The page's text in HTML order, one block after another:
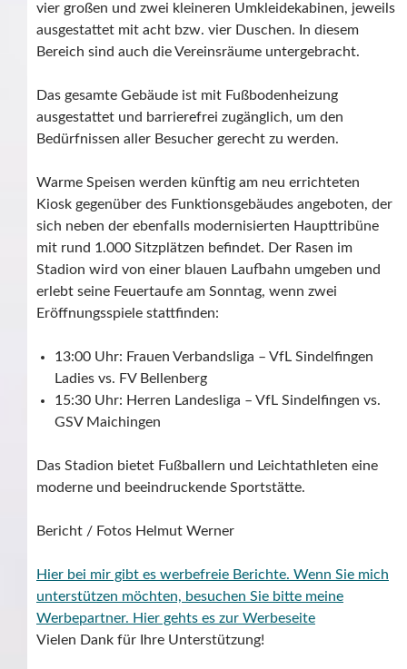
vier großen und zwei kleineren Umkleidekabinen, jeweils
ausgestattet mit acht bzw. vier Duschen. In diesem
Bereich sind auch die Vereinsräume untergebracht.
Das gesamte Gebäude ist mit Fußbodenheizung
ausgestattet und barrierefrei zugänglich, um den
Bedürfnissen aller Besucher gerecht zu werden.
Warme Speisen werden künftig am neu errichteten
Kiosk gegenüber des Funktionsgebäudes angeboten, der
sich neben der ebenfalls modernisierten Haupttribüne
mit rund 1.000 Sitzplätzen befindet. Der Rasen im
Stadion wird von einer blauen Laufbahn umgeben und
erlebt seine Feuertaufe am Sonntag, wenn zwei
Eröffnungsspiele stattfinden:
13:00 Uhr: Frauen Verbandsliga – VfL Sindelfingen
Ladies vs. FV Bellenberg
15:30 Uhr: Herren Landesliga – VfL Sindelfingen vs.
GSV Maichingen
Das Stadion bietet Fußballern und Leichtathleten eine
moderne und beeindruckende Sportstätte.
Bericht / Fotos Helmut Werner
Hier bei mir gibt es werbefreie Berichte. Wenn Sie mich
unterstützen möchten, besuchen Sie bitte meine
Werbepartner. Hier gehts es zur Werbeseite
Vielen Dank für Ihre Unterstützung!